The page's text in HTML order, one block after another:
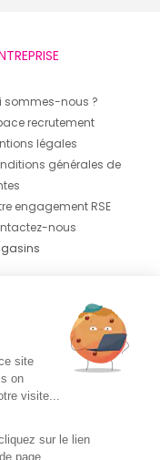
sommes-nous ?
recrutement
légales
générales de
engagement RSE
nous
site
on
visite...
sur le lien
page.